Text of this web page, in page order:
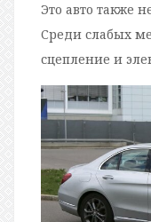
Это авто также
Среди слабых
сцепление и